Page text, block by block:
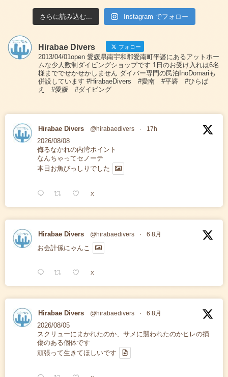
さらに読み込む... Instagram でフォロー
Hirabae Divers フォロー
2013/04/01open 愛媛県南宇和郡愛南町平碆にあるアットホー
ムな少人数制ダイビングショップです 1日のお受け入れは6名
様まででせかせかしません ダイバー専門の民泊InoDomariも
併設しています #HirabaeDivers #愛南 #平碆 #ひらば
え #愛媛 #ダイビング
Hirabae Divers @hirabaedivers · 17h
2026/08/08
侮るなかれの内湾ポイント
なんちゃってセノーテ
本日お魚びっしりでした
X
Hirabae Divers @hirabaedivers · 6 8月
お会計係にゃんこ
X
Hirabae Divers @hirabaedivers · 6 8月
2026/08/05
スクリューにまかれたのか、サメに襲われたのかヒレの損
傷のある個体です
頑張って生きてほしいです